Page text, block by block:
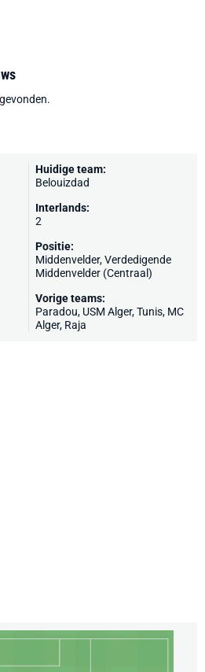
Huidige team:
Belouizdad
Interlands:
2
Positie:
Middenvelder, Verdedigende
Middenvelder (Centraal)
Vorige teams:
Paradou, USM Alger, Tunis, MC
Alger, Raja